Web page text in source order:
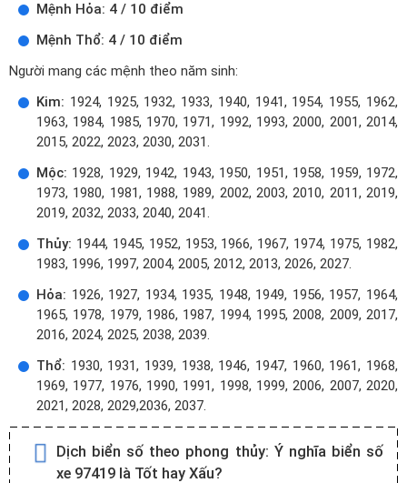
Mệnh Hỏa: 4 / 10 điểm
Mệnh Thổ: 4 / 10 điểm
Người mang các mệnh theo năm sinh:
Kim: 1924, 1925, 1932, 1933, 1940, 1941, 1954, 1955, 1962,
1963, 1984, 1985, 1970, 1971, 1992, 1993, 2000, 2001, 2014,
2015, 2022, 2023, 2030, 2031.
Mộc: 1928, 1929, 1942, 1943, 1950, 1951, 1958, 1959, 1972,
1973, 1980, 1981, 1988, 1989, 2002, 2003, 2010, 2011, 2019,
2019, 2032, 2033, 2040, 2041.
Thủy: 1944, 1945, 1952, 1953, 1966, 1967, 1974, 1975, 1982,
1983, 1996, 1997, 2004, 2005, 2012, 2013, 2026, 2027.
Hỏa: 1926, 1927, 1934, 1935, 1948, 1949, 1956, 1957, 1964,
1965, 1978, 1979, 1986, 1987, 1994, 1995, 2008, 2009, 2017,
2016, 2024, 2025, 2038, 2039.
Thổ: 1930, 1931, 1939, 1938, 1946, 1947, 1960, 1961, 1968,
1969, 1977, 1976, 1990, 1991, 1998, 1999, 2006, 2007, 2020,
2021, 2028, 2029,2036, 2037.
Dịch biển số theo phong thủy: Ý nghĩa biển số
xe 97419 là Tốt hay Xấu?